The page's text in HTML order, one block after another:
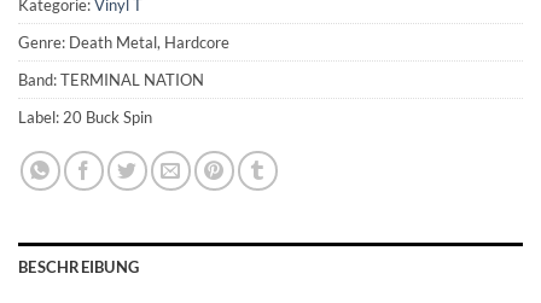
Kategorie:Vinyl T
Genre: Death Metal, Hardcore
Band: TERMINAL NATION
Label: 20 Buck Spin
BESCHREIBUNG